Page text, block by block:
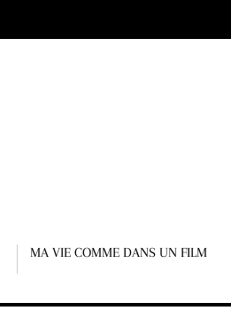
MA VIE COMME DANS UN FILM